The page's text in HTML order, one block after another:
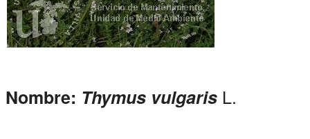
Nombre: Thymus vulgaris L.